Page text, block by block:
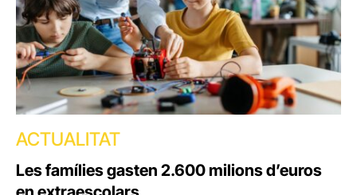
ACTUALITAT
Les famílies gasten 2.600 milions d’euros